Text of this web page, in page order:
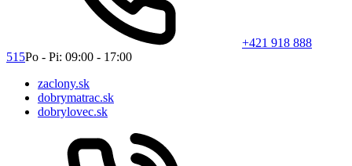
+421 918 888
515Po - Pi: 09:00 - 17:00
zaclony.sk
dobrymatrac.sk
dobrylovec.sk